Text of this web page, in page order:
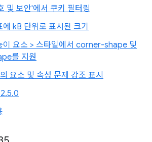
및 보안'에서 쿠키 필터링
kB 단위로 표시된 크기
이 요소 > 스타일에서 corner-shape 및
를 지원
요소 및 속성 문제 강조 표시